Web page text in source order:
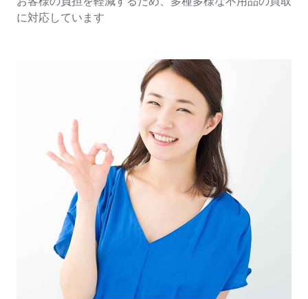
に対応しています